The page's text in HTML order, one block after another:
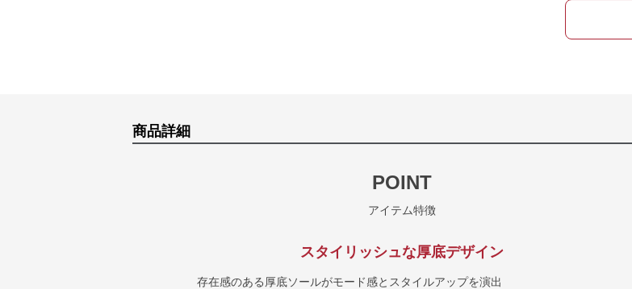
商品詳細
POINT
アイテム特徴
スタイリッシュな厚底デザイン
存在感のある厚底ソールがモード感とスタイルアップを演出